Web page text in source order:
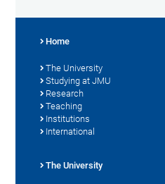
Home
The University
Studying at JMU
Research
Teaching
Institutions
International
The University